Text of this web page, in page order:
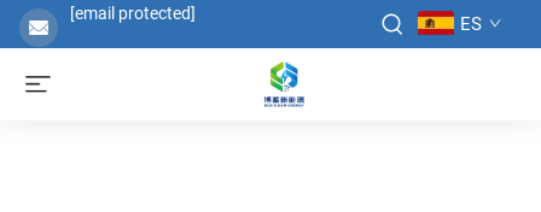
[email protected] ES